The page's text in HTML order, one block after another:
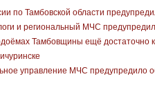
по Тамбовской области
и региональный МЧС
Тамбовщины ещё достаточно
управление МЧС предупредило